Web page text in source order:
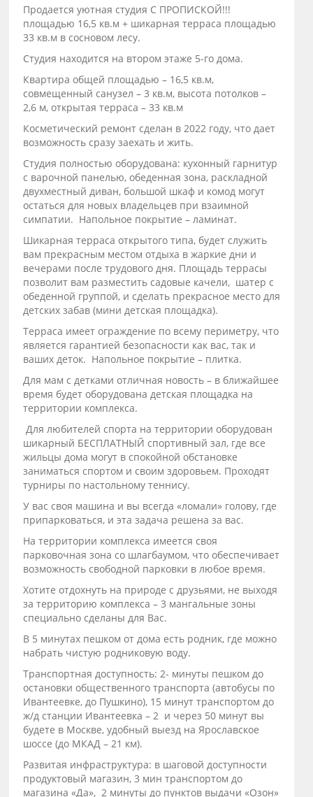
Продается уютная студия С ПРОПИСКОЙ!!!
площадью 16,5 кв.м + шикарная терраса площадью
33 кв.м в сосновом лесу.
Студия находится на втором этаже 5-го дома.
Квартира общей площадью – 16,5 кв.м,
совмещенный санузел – 3 кв.м, высота потолков –
2,6 м, открытая терраса – 33 кв.м
Косметический ремонт сделан в 2022 году, что дает
возможность сразу заехать и жить.
Студия полностью оборудована: кухонный гарнитур
с варочной панелью, обеденная зона, раскладной
двухместный диван, большой шкаф и комод могут
остаться для новых владельцев при взаимной
симпатии. Напольное покрытие – ламинат.
Шикарная терраса открытого типа, будет служить
вам прекрасным местом отдыха в жаркие дни и
вечерами после трудового дня. Площадь террасы
позволит вам разместить садовые качели, шатер с
обеденной группой, и сделать прекрасное место для
детских забав (мини детская площадка).
Терраса имеет ограждение по всему периметру, что
является гарантией безопасности как вас, так и
ваших деток. Напольное покрытие – плитка.
Для мам с детками отличная новость – в ближайшее
время будет оборудована детская площадка на
территории комплекса.
Для любителей спорта на территории оборудован
шикарный БЕСПЛАТНЫЙ спортивный зал, где все
жильцы дома могут в спокойной обстановке
заниматься спортом и своим здоровьем. Проходят
турниры по настольному теннису.
У вас своя машина и вы всегда «ломали» голову, где
припарковаться, и эта задача решена за вас.
На территории комплекса имеется своя
парковочная зона со шлагбаумом, что обеспечивает
возможность свободной парковки в любое время.
Хотите отдохнуть на природе с друзьями, не выходя
за территорию комплекса – 3 мангальные зоны
специально сделаны для Вас.
В 5 минутах пешком от дома есть родник, где можно
набрать чистую родниковую воду.
Транспортная доступность: 2- минуты пешком до
остановки общественного транспорта (автобусы по
Ивантеевке, до Пушкино), 15 минут транспортом до
ж/д станции Ивантеевка – 2 и через 50 минут вы
будете в Москве, удобный выезд на Ярославское
шоссе (до МКАД – 21 км).
Развитая инфраструктура: в шаговой доступности
продуктовый магазин, 3 мин транспортом до
магазина «Да», 2 минуты до пунктов выдачи «Озон»